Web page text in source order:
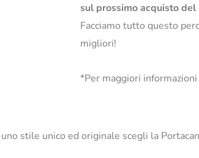
sul prossimo acquisto del
Facciamo tutto questo
migliori!
*Per maggiori
stile unico ed originale scegli la